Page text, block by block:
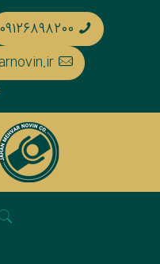
۰۹۱۲۶۸۹۸۲۰۰